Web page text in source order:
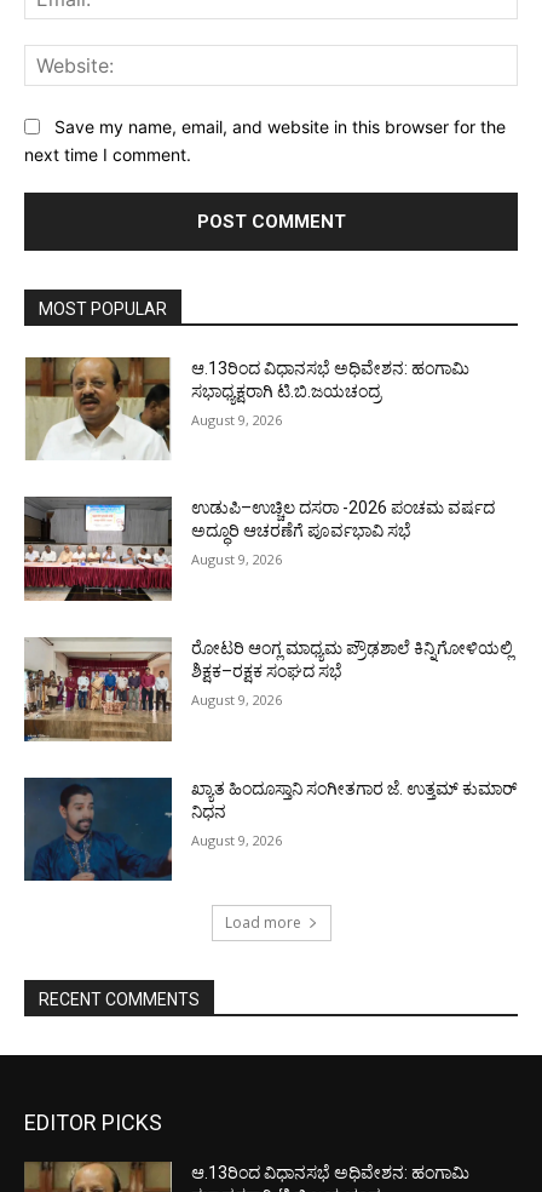
Save my name, email, and website in this browser for the
next time I comment.
MOST POPULAR
ಆ.13ರಿಂದ ವಿಧಾನಸಭೆ ಅಧಿವೇಶನ: ಹಂಗಾಮಿ
ಸಭಾಧ್ಯಕ್ಷರಾಗಿ ಟಿ.ಬಿ.ಜಯಚಂದ್ರ
August 9, 2026
ಉಡುಪಿ–ಉಚ್ಚಿಲ ದಸರಾ -2026 ಪಂಚಮ ವರ್ಷದ
ಅದ್ಧೂರಿ ಆಚರಣೆಗೆ ಪೂರ್ವಭಾವಿ ಸಭೆ
August 9, 2026
ರೋಟರಿ ಆಂಗ್ಲ ಮಾಧ್ಯಮ ಪ್ರೌಢಶಾಲೆ ಕಿನ್ನಿಗೋಳಿಯಲ್ಲಿ
ಶಿಕ್ಷಕ–ರಕ್ಷಕ ಸಂಘದ ಸಭೆ
August 9, 2026
ಖ್ಯಾತ ಹಿಂದೂಸ್ತಾನಿ ಸಂಗೀತಗಾರ ಜೆ. ಉತ್ತಮ್ ಕುಮಾರ್
ನಿಧನ
August 9, 2026
Load more
RECENT COMMENTS
EDITOR PICKS
ಆ.13ರಿಂದ ವಿಧಾನಸಭೆ ಅಧಿವೇಶನ: ಹಂಗಾಮಿ